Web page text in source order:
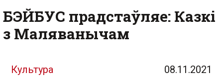
БЭЙБУС прадстаўляе: Казкі
з Маляванычам
Культура 08.11.2021